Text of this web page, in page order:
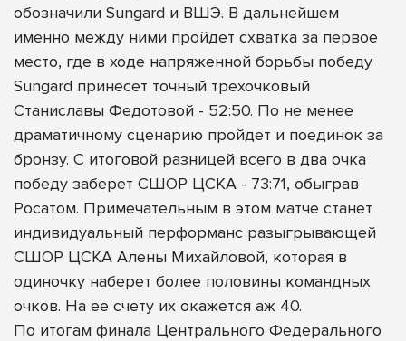
обозначили Sungard и ВШЭ. В дальнейшем
именно между ними пройдет схватка за первое
место, где в ходе напряженной борьбы победу
Sungard принесет точный трехочковый
Станиславы Федотовой - 52:50. По не менее
драматичному сценарию пройдет и поединок за
бронзу. С итоговой разницей всего в два очка
победу заберет СШОР ЦСКА - 73:71, обыграв
Росатом. Примечательным в этом матче станет
индивидуальный перформанс разыгрывающей
СШОР ЦСКА Алены Михайловой, которая в
одиночку наберет более половины командных
очков. На ее счету их окажется аж 40.
По итогам финала Центрального Федерального